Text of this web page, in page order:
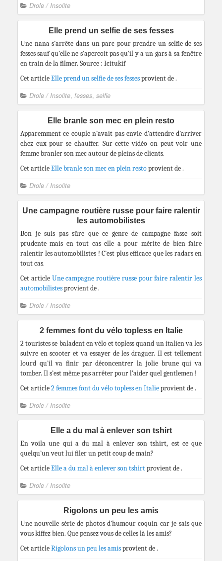
Drole / Insolite
Elle prend un selfie de ses fesses
Une nana s’arrête dans un parc pour prendre un selfie de ses
fesses sauf qu’elle ne s’apercoit pas qu’il y a un gars à sa fenêtre
en train de la filmer. Source : Icitukif
Cet articleElle prend un selfie de ses fessesprovient de.
Drole / Insolite, fesses, selfie
Elle branle son mec en plein resto
Apparemment ce couple n’avait pas envie d’attendre d’arriver
chez eux pour se chauffer. Sur cette vidéo on peut voir une
femme branler son mec autour de pleins de clients.
Cet articleElle branle son mec en plein restoprovient de.
Drole / Insolite
Une campagne routière russe pour faire ralentir
les automobilistes
Bon je suis pas sûre que ce genre de campagne fasse soit
prudente mais en tout cas elle a pour mérite de bien faire
ralentir les automobilistes ! C’est plus efficace que les radars en
tout cas.
Cet article Une campagne routière russe pour faire ralentir les
automobilistesprovient de.
Drole / Insolite
2 femmes font du vélo topless en Italie
2 touristes se baladent en vélo et topless quand un italien va les
suivre en scooter et va essayer de les draguer. Il est tellement
lourd qu’il va finir par déconcentrer la jolie brune qui va
tomber. Il s’est même pas arrêter pour l’aider quel gentlemen !
Cet article2 femmes font du vélo topless en Italieprovient de.
Drole / Insolite
Elle a du mal à enlever son tshirt
En voila une qui a du mal à enlever son tshirt, est ce que
quelqu’un veut lui filer un petit coup de main?
Cet articleElle a du mal à enlever son tshirtprovient de.
Drole / Insolite
Rigolons un peu les amis
Une nouvelle série de photos d’humour coquin car je sais que
vous kiffez bien. Que pensez vous de celles là les amis?
Cet articleRigolons un peu les amisprovient de.